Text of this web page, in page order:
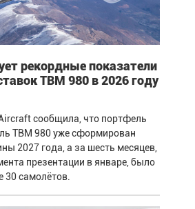
рекордные показатели
TBM 980 в 2026 году
сообщила, что портфель
TBM 980 уже сформирован
2027 года, а за шесть месяцев,
презентации в январе, было
30 самолётов.